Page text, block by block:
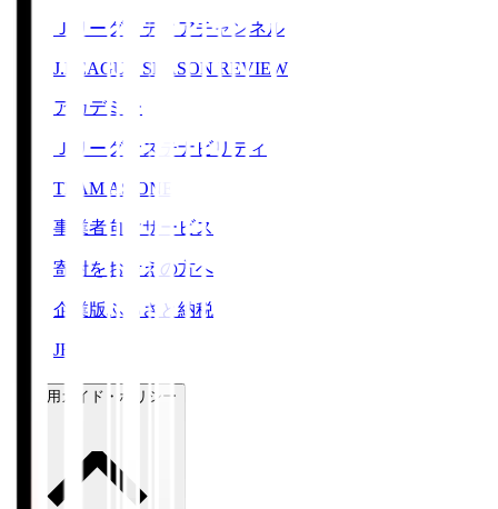
Ｊリーグメディアチャンネル
J.LEAGUE SEASON REVIEW
アカデミー
Ｊリーグサステナビリティ
TEAM AS ONE
事業者向けサービス
寄附をお考えの方へ
企業版ふるさと納税
JFA
ご利用ガイド・ポリシー